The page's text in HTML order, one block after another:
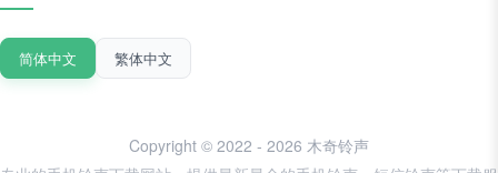
简体中文 繁体中文
Copyright © 2022 - 2026 木奇铃声